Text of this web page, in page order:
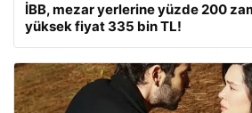
İBB, mezar yerlerine yüzde 200
yüksek fiyat 335 bin TL!